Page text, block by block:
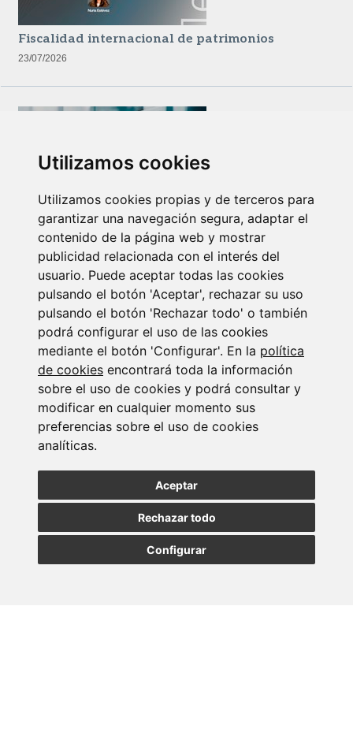
Utilizamos cookies
Utilizamos cookies propias y de terceros para
garantizar una navegación segura, adaptar el
contenido de la página web y mostrar
publicidad relacionada con el interés del
usuario. Puede aceptar todas las cookies
pulsando el botón 'Aceptar', rechazar su uso
pulsando el botón 'Rechazar todo' o también
podrá configurar el uso de las cookies
mediante el botón 'Configurar'. En la política
de cookies encontrará toda la información
sobre el uso de cookies y podrá consultar y
modificar en cualquier momento sus
preferencias sobre el uso de cookies
analíticas.
Aceptar
Rechazar todo
Configurar
Fiscalidad internacional de patrimonios
23/07/2026
Newsletter Insolvencias y Situaciones Especiales
Suscribirse a la
newsletter
Entérate de nuestras últimas noticias